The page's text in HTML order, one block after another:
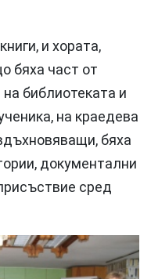
и хората,
бяха част от
библиотеката и
на краедева
бяха
документални
сред